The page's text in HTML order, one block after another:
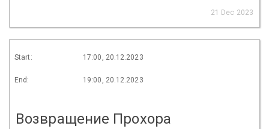
21 Dec 2023
Start: 17:00, 20.12.2023
End: 19:00, 20.12.2023
Возвращение Прохора